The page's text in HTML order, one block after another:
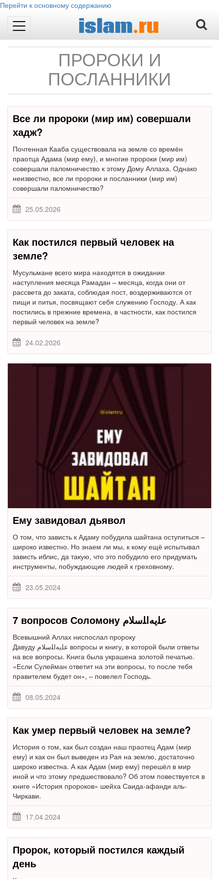
Перейти к основному содержанию
Toggle
islam.ru
ПРОРОКИ И
ПОСЛАННИКИ
Все ли пророки (мир им) совершали
хадж?
Почтенная Кааба существовала на земле со времён
праотца Адама (мир ему), и многие пророки (мир им)
совершали паломничество к этому Дому Аллаха. Однако
неизвестно, все ли пророки и посланники (мир им)
совершали паломничество?
25.05.2026
Как постился первый человек на
земле?
Мусульмане всего мира находятся в ожидании
наступления месяца Рамадан – месяца, когда они от
рассвета до заката, соблюдая пост, воздерживаются от
пищи и питья, посвящают себя служению Господу. А как
постились в прежние времена, в частности, как постился
первый человек на земле?
24.02.2026
Ему завидовал дьявол
О том, что зависть к Адаму побудила шайтана оступиться –
широко известно. Но знаем ли мы, к кому ещё испытывал
зависть иблис, да такую, что это побудило его придумать
инструменты, побуждающие людей к греховному.
23.05.2024
7 вопросов Соломону ﻋﻠﻳﻪﺍﻠﺳﻼﻡ
Всевышний Аллах ниспослал пророку
Давуду ﻋﻠﻳﻪﺍﻠﺳﻼﻡ вопросы и книгу, в которой были ответы
на все вопросы. Книга была украшена золотой печатью.
«Если Сулейман ответит на эти вопросы, то после тебя
правителем будет он», – повелел Господь.
08.05.2024
Как умер первый человек на земле?
История о том, как был создан наш праотец Адам (мир
ему) и как он был выведен из Рая на землю, достаточно
широко известна. А как Адам (мир ему) перешёл в мир
иной и что этому предшествовало? Об этом повествуется в
книге «История пророков» шейха Саида-афанди аль-
Чиркави.
17.04.2024
Пророк, который постился каждый
день